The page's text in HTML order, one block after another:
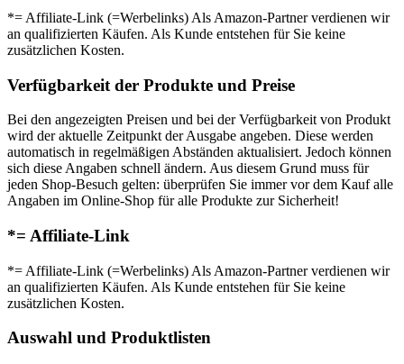
*= Affiliate-Link (=Werbelinks) Als Amazon-Partner verdienen wir
an qualifizierten Käufen. Als Kunde entstehen für Sie keine
zusätzlichen Kosten.
Verfügbarkeit der Produkte und Preise
Bei den angezeigten Preisen und bei der Verfügbarkeit von Produkt
wird der aktuelle Zeitpunkt der Ausgabe angeben. Diese werden
automatisch in regelmäßigen Abständen aktualisiert. Jedoch können
sich diese Angaben schnell ändern. Aus diesem Grund muss für
jeden Shop-Besuch gelten: überprüfen Sie immer vor dem Kauf alle
Angaben im Online-Shop für alle Produkte zur Sicherheit!
*= Affiliate-Link
*= Affiliate-Link (=Werbelinks) Als Amazon-Partner verdienen wir
an qualifizierten Käufen. Als Kunde entstehen für Sie keine
zusätzlichen Kosten.
Auswahl und Produktlisten